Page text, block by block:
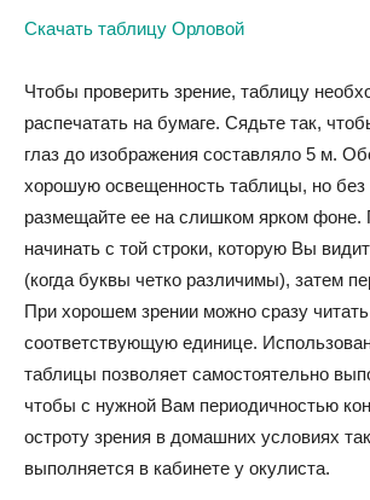
Скачать таблицу Орловой
Чтобы проверить зрение, таблицу
распечатать на бумаге. Сядьте так,
глаз до изображения составляло 5 м.
хорошую освещенность таблицы, но без
размещайте ее на слишком ярком фоне.
начинать с той строки, которую Вы
(когда буквы четко различимы), затем
При хорошем зрении можно сразу читать
соответствующую единице.
таблицы позволяет самостоятельно
чтобы с нужной Вам периодичностью
остроту зрения в домашних условиях
выполняется в кабинете у окулиста.